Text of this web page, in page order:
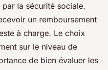
par la sécurité sociale.
un remboursement
à charge. Le choix
sur le niveau de
de bien évaluer les